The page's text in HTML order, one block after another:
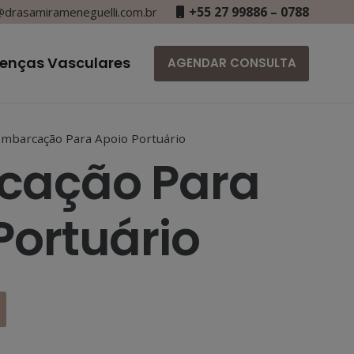
+55 27 99886 – 0788
Vasculares AGENDAR CONSULTA
Para Apoio Portuário
Para